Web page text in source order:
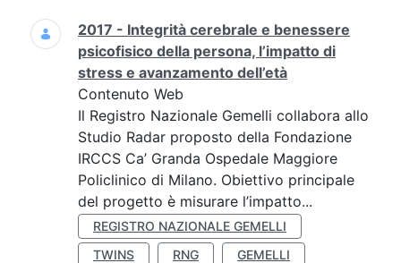
2017 - Integrità cerebrale e benessere
psicofisico della persona, l’impatto di
stress e avanzamento dell’età
Contenuto Web
Il Registro Nazionale Gemelli collabora allo
Studio Radar proposto della Fondazione
IRCCS Ca’ Granda Ospedale Maggiore
Policlinico di Milano. Obiettivo principale
del progetto è misurare l’impatto...
REGISTRO NAZIONALE GEMELLI
TWINS
RNG GEMELLI